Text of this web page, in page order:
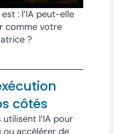
: l’IA peut-elle
comme votre
?
côtés
l’IA pour
ou accélérer de